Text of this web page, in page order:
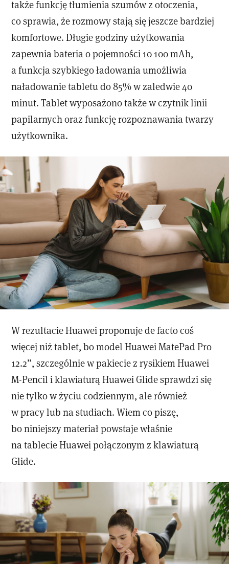
także funkcję tłumienia szumów z otoczenia,
co sprawia, że rozmowy stają się jeszcze bardziej
komfortowe. Długie godziny użytkowania
zapewnia bateria o pojemności 10 100 mAh,
a funkcja szybkiego ładowania umożliwia
naładowanie tabletu do 85% w zaledwie 40
minut. Tablet wyposażono także w czytnik linii
papilarnych oraz funkcję rozpoznawania twarzy
użytkownika.
W rezultacie Huawei proponuje de facto coś
więcej niż tablet, bo model Huawei MatePad Pro
12.2”, szczególnie w pakiecie z rysikiem Huawei
M-Pencil i klawiaturą Huawei Glide sprawdzi się
nie tylko w życiu codziennym, ale również
w pracy lub na studiach. Wiem co piszę,
bo niniejszy materiał powstaje właśnie
na tablecie Huawei połączonym z klawiaturą
Glide.